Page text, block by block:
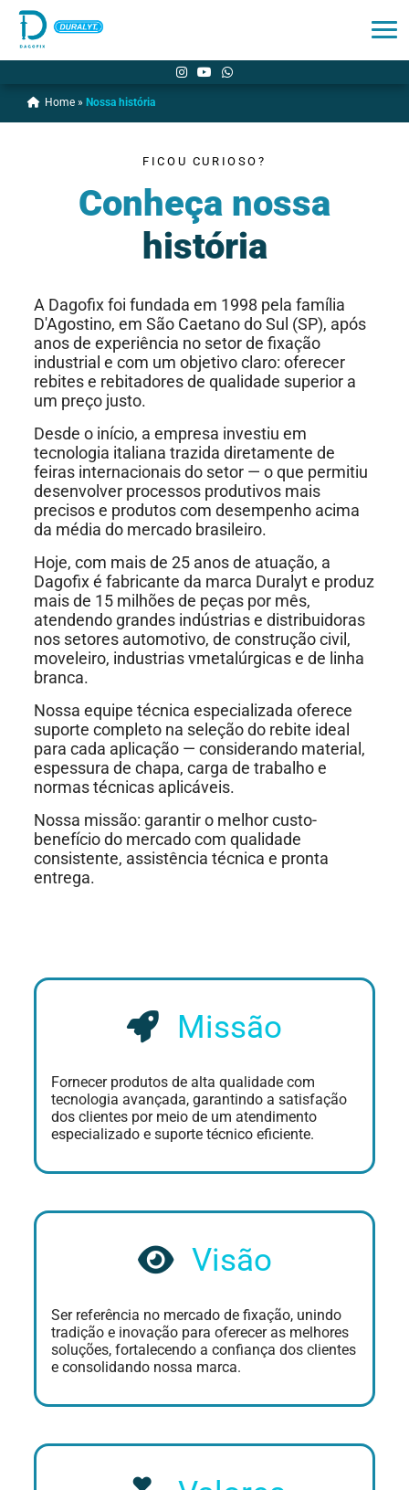
Home » Nossa história
FICOU CURIOSO?
Conheça nossa
história
A Dagofix foi fundada em 1998 pela família
D'Agostino, em São Caetano do Sul (SP), após
anos de experiência no setor de fixação
industrial e com um objetivo claro: oferecer
rebites e rebitadores de qualidade superior a
um preço justo.
Desde o início, a empresa investiu em
tecnologia italiana trazida diretamente de
feiras internacionais do setor — o que permitiu
desenvolver processos produtivos mais
precisos e produtos com desempenho acima
da média do mercado brasileiro.
Hoje, com mais de 25 anos de atuação, a
Dagofix é fabricante da marca Duralyt e produz
mais de 15 milhões de peças por mês,
atendendo grandes indústrias e distribuidoras
nos setores automotivo, de construção civil,
moveleiro, industrias vmetalúrgicas e de linha
branca.
Nossa equipe técnica especializada oferece
suporte completo na seleção do rebite ideal
para cada aplicação — considerando material,
espessura de chapa, carga de trabalho e
normas técnicas aplicáveis.
Nossa missão: garantir o melhor custo-
benefício do mercado com qualidade
consistente, assistência técnica e pronta
entrega.
Missão
Fornecer produtos de alta qualidade com
tecnologia avançada, garantindo a satisfação
dos clientes por meio de um atendimento
especializado e suporte técnico eficiente.
Visão
Ser referência no mercado de fixação, unindo
tradição e inovação para oferecer as melhores
soluções, fortalecendo a confiança dos clientes
e consolidando nossa marca.